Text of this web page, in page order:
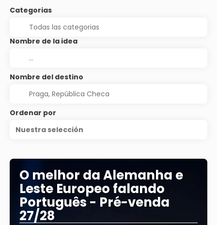
Categorias
Nombre de la idea
Nombre del destino
Ordenar por
Nuestra selección
O melhor da Alemanha e
Leste Europeo falando
Português - Pré-venda
27/28